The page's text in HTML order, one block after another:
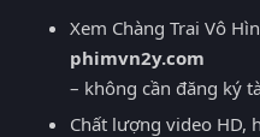
Xem Chàng Trai Vô
phimvn2y.com
– không cần đăng ký
Chất lượng video HD,